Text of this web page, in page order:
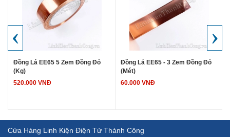
Đồng Lá EE65 5 Zem Đồng Đỏ
(Kg)
520.000 VNĐ
Đồng Lá EE65 - 3 Zem Đồng Đỏ
(Mét)
60.000 VNĐ
‹ ›
Cửa Hàng Linh Kiện Điện Tử Thành Công